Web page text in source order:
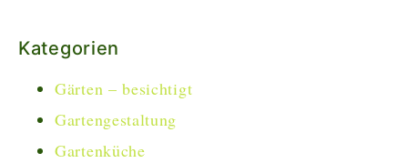
Kategorien
Gärten – besichtigt
Gartengestaltung
Gartenküche